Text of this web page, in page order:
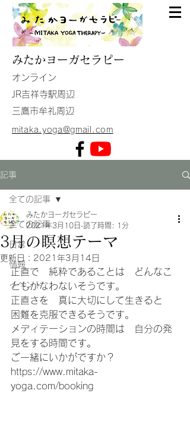
みたか ヨーガセラピー
​オンライン
JR吉祥寺駅周辺
​三鷹市牟礼周辺
mitaka.yoga@gmail.com
記事
全ての記事
日常
情報
イベント
全ての記事
3月の瞑想テーマ
みたかヨーガセラピー
2021年3月10日 読了時間: 1分
更新日： 2021年3月14日
正直で　純粋であることは　どんなこ
ともかなわないそうです。
正直さを　真に大切にして生きると
困難を克服できるそうです。
メディテーションの時間は　自分の発
見をする時間です。
ご一緒にいかがですか？
https://www.mitaka-
yoga.com/booking